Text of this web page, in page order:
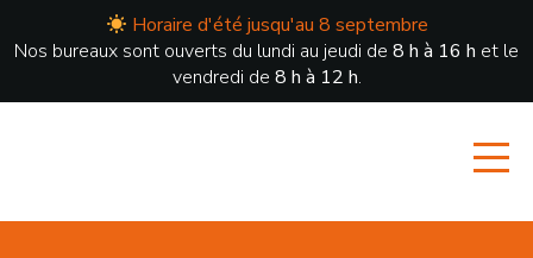
Horaire d'été jusqu'au 8 septembre
Nos bureaux sont ouverts du lundi au jeudi de 8 h à 16 h et le
vendredi de 8 h à 12 h.